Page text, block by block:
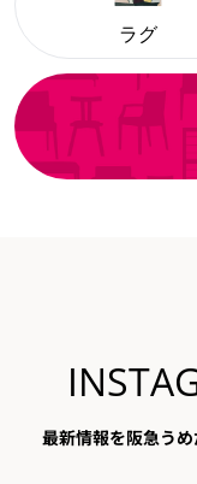
ラグ
最新情報を阪急う